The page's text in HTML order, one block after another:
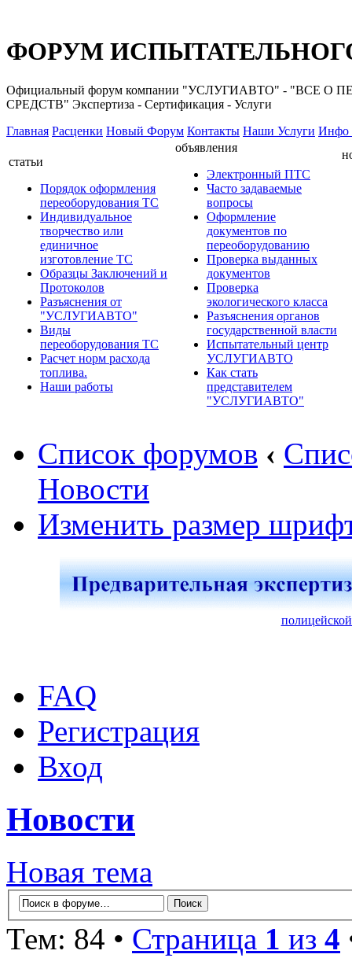
ФОРУМ
Официальный форум компании "УСЛУГИАВТО" -
СРЕДСТВ" Экспертиза - Сертификация - Услуги
Главная Расценки Новый Форум Контакты Наши Услуги Инфо
статьи
Порядок оформления
переоборудования ТС
Индивидуальное
творчество или
единичное
изготовление ТС
Образцы Заключений и
Протоколов
Разъяснения от
"УСЛУГИАВТО"
Виды
переоборудования ТС
Расчет норм расхода
топлива.
Наши работы
объявления
Электронный ПТС
Часто задаваемые
вопросы
Оформление
документов по
переоборудованию
Проверка выданных
документов
Проверка
экологического класса
Разъяснения органов
государственной власти
Испытательный центр
УСЛУГИАВТО
Как стать
представителем
"УСЛУГИАВТО"
Список форумов ‹
Новости
Изменить размер
FAQ
Регистрация
Вход
Новости
Новая тема
Тем: 84 • Страница 1 из 4